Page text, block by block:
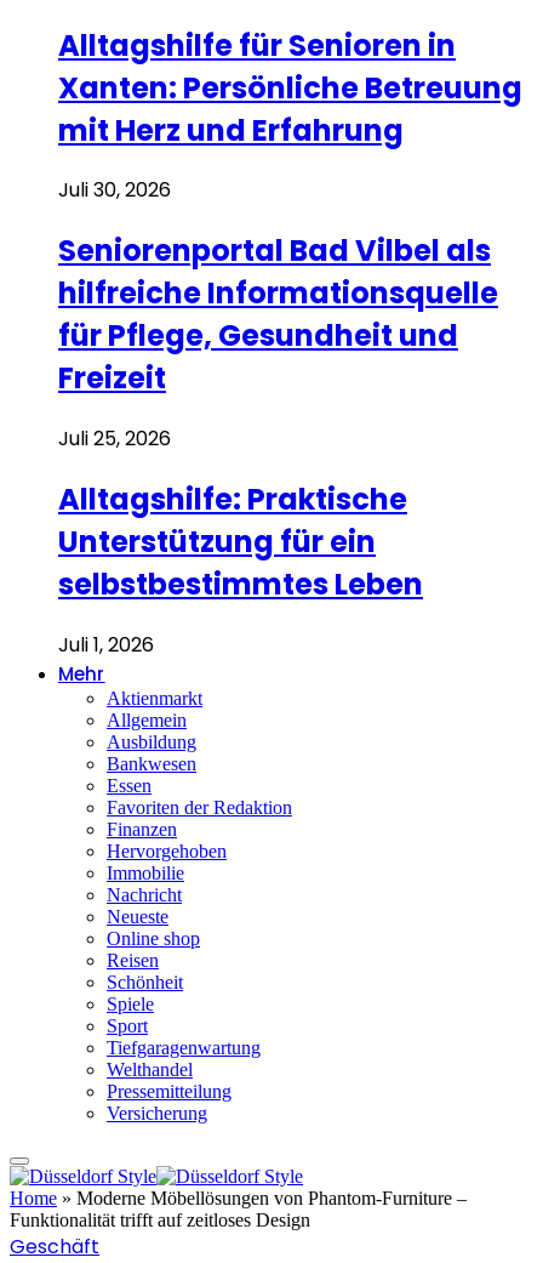
Alltagshilfe für Senioren in
Xanten: Persönliche Betreuung
mit Herz und Erfahrung
Juli 30, 2026
Seniorenportal Bad Vilbel als
hilfreiche Informationsquelle
für Pflege, Gesundheit und
Freizeit
Juli 25, 2026
Alltagshilfe: Praktische
Unterstützung für ein
selbstbestimmtes Leben
Juli 1, 2026
Mehr
Aktienmarkt
Allgemein
Ausbildung
Bankwesen
Essen
Favoriten der Redaktion
Finanzen
Hervorgehoben
Immobilie
Nachricht
Neueste
Online shop
Reisen
Schönheit
Spiele
Sport
Tiefgaragenwartung
Welthandel
Pressemitteilung
Versicherung
Home » Moderne Möbellösungen von Phantom-Furniture –
Funktionalität trifft auf zeitloses Design
Geschäft